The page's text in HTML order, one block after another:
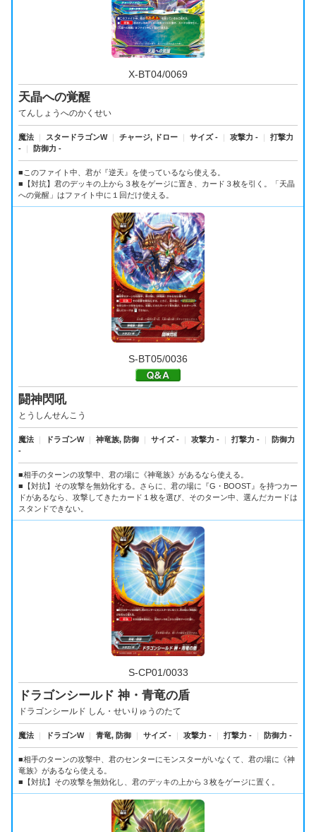
X-BT04/0069
天晶への覚醒
てんしょうへのかくせい
魔法 スタードラゴンW チャージ, ドロー サイズ - 攻撃力 -
打撃力
-
防御力 -
■このファイト中、君が『逆天』を使っているなら使える。
■【対抗】君のデッキの上から３枚をゲージに置き、カード３枚を引く。「天晶
への覚醒」はファイト中に１回だけ使える。
S-BT05/0036
闘神閃吼
とうしんせんこう
魔法 ｜ ドラゴンW ｜ 神竜族, 防御 ｜ サイズ - ｜ 攻撃力 - ｜ 打撃力 - ｜
防御力
-
■相手のターンの攻撃中、君の場に《神竜族》があるなら使える。
■【対抗】その攻撃を無効化する。さらに、君の場に『G・BOOST』を持つカー
ドがあるなら、攻撃してきたカード１枚を選び、そのターン中、選んだカードは
スタンドできない。
S-CP01/0033
ドラゴンシールド 神・青竜の盾
ドラゴンシールド しん・せいりゅうのたて
魔法 ｜ ドラゴンW ｜ 青竜, 防御 ｜ サイズ - ｜ 攻撃力 - ｜ 打撃力 - ｜ 防御力 -
■相手のターンの攻撃中、君のセンターにモンスターがいなくて、君の場に《神
竜族》があるなら使える。
■【対抗】その攻撃を無効化し、君のデッキの上から３枚をゲージに置く。